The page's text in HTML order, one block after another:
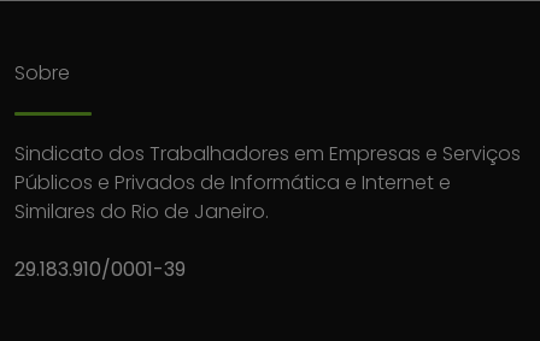
Sobre
Sindicato dos Trabalhadores em Empresas e Serviços
Públicos e Privados de Informática e Internet e
Similares do Rio de Janeiro.
29.183.910/0001-39